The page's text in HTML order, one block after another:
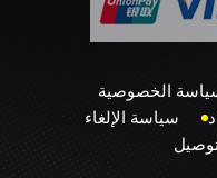
الخصوصية
سياسة الإلغاء